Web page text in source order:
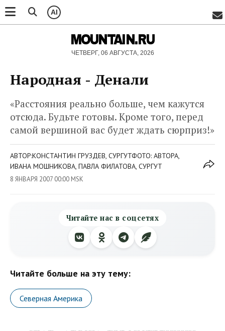
AI
MOUNTAIN.RU
ЧЕТВЕРГ, 06 АВГУСТА, 2026
Народная - Денали
«Расстояния реально больше, чем кажутся
отсюда. Будьте готовы. Кроме того, перед
самой вершиной вас будет ждать сюрприз!»
АВТОР:КОНСТАНТИН ГРУЗДЕВ, СУРГУТФОТО: АВТОРА,
ИВАНА МОШНИКОВА, ПАВЛА ФИЛАТОВА, СУРГУТ
8 ЯНВАРЯ 2007 00:00 MSK
Читайте нас в соцсетях
Читайте больше на эту тему:
Северная Америка